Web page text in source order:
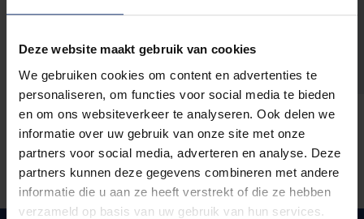
Deze website maakt gebruik van cookies
We gebruiken cookies om content en advertenties te
personaliseren, om functies voor social media te bieden
en om ons websiteverkeer te analyseren. Ook delen we
informatie over uw gebruik van onze site met onze
partners voor social media, adverteren en analyse. Deze
partners kunnen deze gegevens combineren met andere
informatie die u aan ze heeft verstrekt of die ze hebben
verzameld op basis van uw gebruik van hun services.